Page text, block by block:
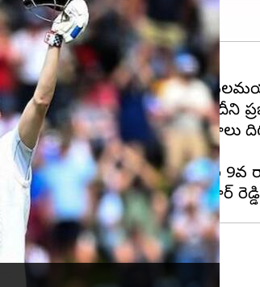
పెద్ద స్కోర్లు చేయడంలో
అందుకోలేకపోయారు, దీని
ఆరు స్థానాలు
పంత్ మూడు స్థానాలు దిగజారి 9వ